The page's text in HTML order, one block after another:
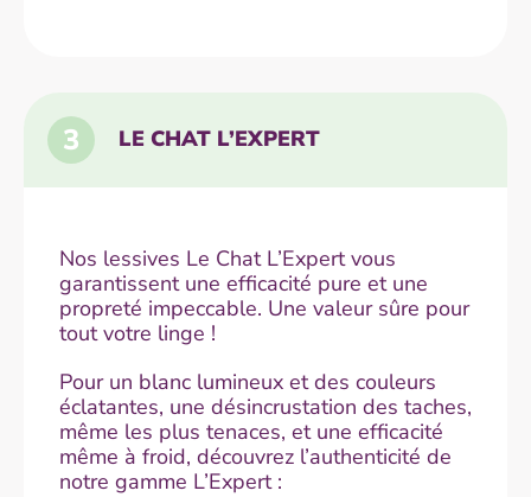
3 LE CHAT L’EXPERT
Nos lessives Le Chat L’Expert vous
garantissent une efficacité pure et une
propreté impeccable. Une valeur sûre pour
tout votre linge !
Pour un blanc lumineux et des couleurs
éclatantes, une désincrustation des taches,
même les plus tenaces, et une efficacité
même à froid, découvrez l’authenticité de
notre gamme L’Expert :